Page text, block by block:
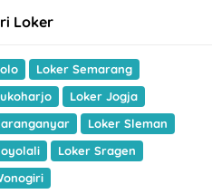
Loker
Loker Semarang
Loker Jogja
Loker Sleman
Loker Sragen